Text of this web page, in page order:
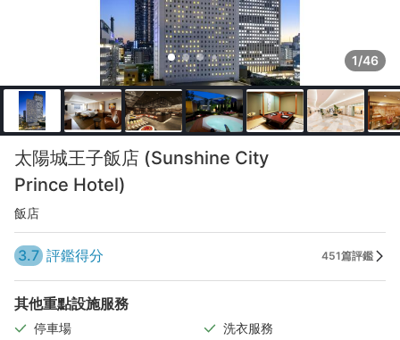
1/46
太陽城王子飯店 (Sunshine City
Prince Hotel)
飯店
3.7 評鑑得分 451篇評鑑
其他重點設施服務
停車場
洗衣服務